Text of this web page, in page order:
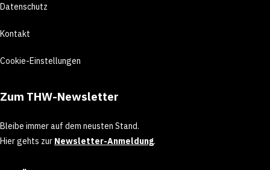
Datenschutz
Kontakt
Cookie-Einstellungen
Zum THW-Newsletter
Bleibe immer auf dem neusten Stand.
Hier gehts zur Newsletter-Anmeldung.